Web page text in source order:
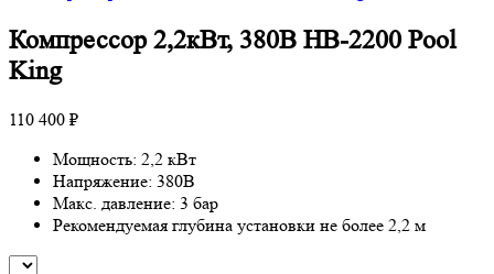
Компрессор 2,2кВт, 380В HB-2200 Pool
King
110 400 ₽
Мощность: 2,2 кВт
Напряжение: 380В
Макс. давление: 3 бар
Рекомендуемая глубина установки не более 2,2 м